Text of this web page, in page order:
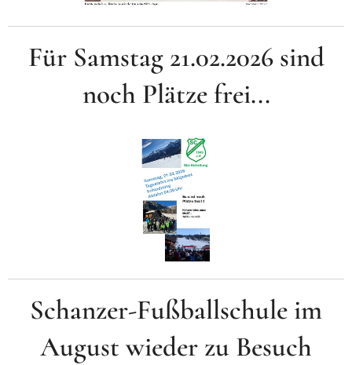
Für Samstag 21.02.2026 sind
noch Plätze frei...
Schanzer-Fußballschule im
August wieder zu Besuch